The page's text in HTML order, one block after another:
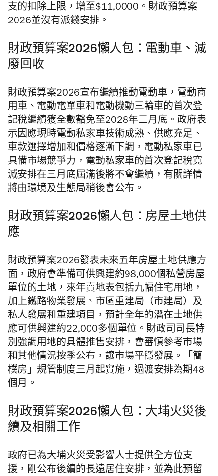
支的扣除上限，增至$11,0000。財政預算案
2026並沒有派錢安排。
財政預算案2026懶人包：電動車、減
廢回收
財政預算案2026宣布繼續推動電動車，電動商
用車、電動電單車和電動機動三輪車的首次登
記稅繼續獲全數豁免至2028年三月底。政府表
示因應現時電動私家車技術成熟、供應充足、
車款選擇增加和價格逐漸下調，電動私家車已
具備市場競爭力，電動私家車的首次登記稅寬
減安排在三月底屆滿後將不會繼續，有關詳情
將由環境及生態局稍後會公布。
財政預算案2026懶人包：房屋土地供
應
財政預算案2026發表未來五年房屋土地供應方
面，政府會準備可供興建約98,000個私營房屋
單位的土地，來年賣地表包括九幅住宅用地，
加上鐵路物業發展、市區重建局（市建局）及
私人發展和重建項目，預計全年的潛在土地供
應可供興建約22,000多個單位。財政司司長特
別強調用地的具體推售安排，會審慎參考市場
和其他情況按季公布，讓市場平穩發展。「簡
樸房」規管制度三月起實施，過渡安排為期48
個月。
財政預算案2026懶人包：大埔火災後
續及相關工作
政府已為大埔火災受影響人士提供全方位支
援，剛公布後續的長遠居住安排，並為此預留